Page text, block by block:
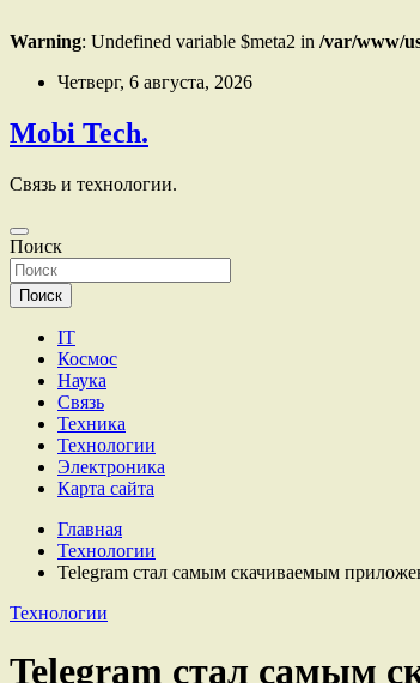
Warning: Undefined variable $meta2 in /var/www/
Перейти
содержимому
Четверг, 6 августа, 2026
Mobi Tech.
Связь и технологии.
Поиск
Поиск
IT
Космос
Наука
Связь
Техника
Технологии
Электроника
Карта сайта
Главная
Технологии
Telegram стал самым скачиваемым
Технологии
Telegram стал самым